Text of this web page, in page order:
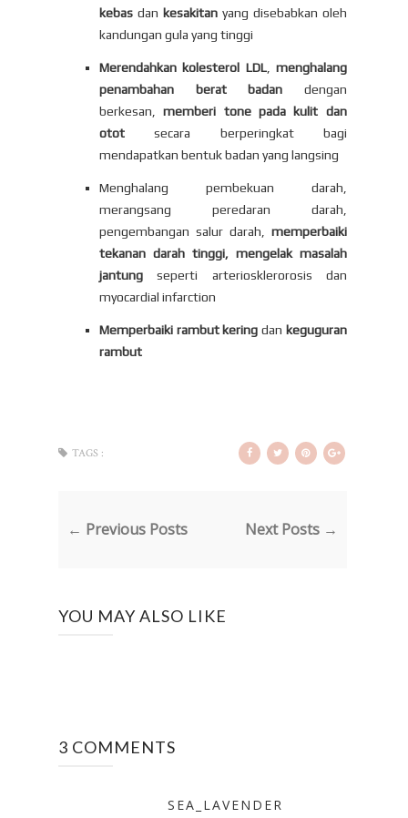
kebas dan kesakitanyang disebabkan oleh
kandungan gula yang tinggi
Merendahkan kolesterol LDL, menghalang
penambahan berat badan dengan
berkesan,memberi tone pada kulit dan
otot secara berperingkat bagi
mendapatkan bentuk badan yang langsing
Menghalang pembekuan darah,
merangsang peredaran darah,
pengembangan salur darah, memperbaiki
tekanan darah tinggi, mengelak masalah
jantung seperti arteriosklerorosis dan
myocardial infarction
Memperbaiki rambut keringdan keguguran
rambut
TAGS :
← Previous Posts Next Posts →
YOU MAY ALSO LIKE
3 COMMENTS
SEA_LAVENDER